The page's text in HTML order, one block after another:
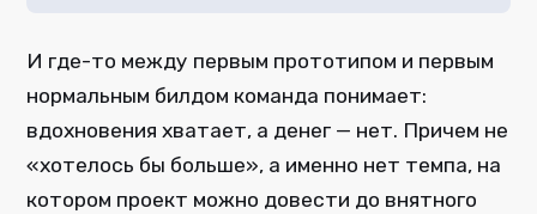
И где-то между первым прототипом и первым
нормальным билдом команда понимает:
вдохновения хватает, а денег — нет. Причем не
«хотелось бы больше», а именно нет темпа, на
котором проект можно довести до внятного